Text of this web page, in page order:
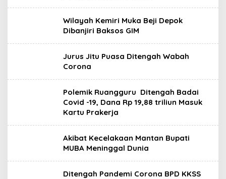
Wilayah Kemiri Muka Beji Depok
Dibanjiri Baksos GIM
Jurus Jitu Puasa Ditengah Wabah
Corona
Polemik Ruangguru Ditengah Badai
Covid -19, Dana Rp 19,88 triliun Masuk
Kartu Prakerja
Akibat Kecelakaan Mantan Bupati
MUBA Meninggal Dunia
Ditengah Pandemi Corona BPD KKSS